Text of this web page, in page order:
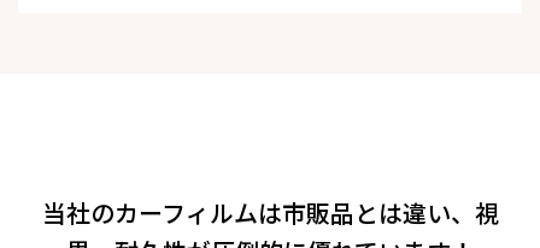
当社のカーフィルムは市販品とは違い、視